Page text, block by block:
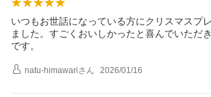
いつもお世話になっている方にクリスマスプ
ました。すごくおいしかったと喜んでいただ
です。
natu-himawariさん 2026/01/16